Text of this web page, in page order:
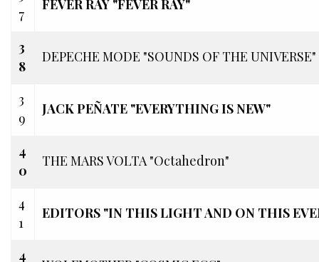
7
FEVER RAY "FEVER RAY"
3
8
DEPECHE MODE "SOUNDS OF THE UNIVERSE"
3
9
JACK PEÑATE "EVERYTHING IS NEW"
4
0
THE MARS VOLTA "Octahedron"
4
1
EDITORS "IN THIS LIGHT AND ON THIS
4